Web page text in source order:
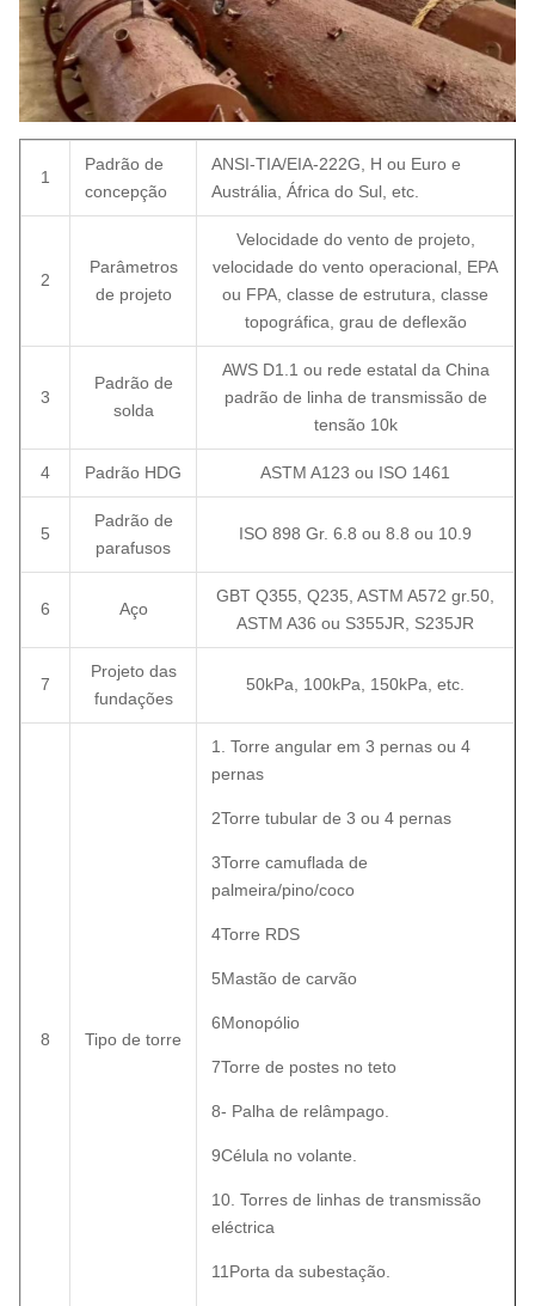
1
Padrão de
concepção
ANSI-TIA/EIA-222G, H ou Euro e
Austrália, África do Sul, etc.
2
Parâmetros
de projeto
Velocidade do vento de projeto,
velocidade do vento operacional, EPA
ou FPA, classe de estrutura, classe
topográfica, grau de deflexão
3
Padrão de
solda
AWS D1.1 ou rede estatal da China
padrão de linha de transmissão de
tensão 10k
4 Padrão HDG ASTM A123 ou ISO 1461
5
Padrão de
parafusos
ISO 898 Gr. 6.8 ou 8.8 ou 10.9
6 Aço
GBT Q355, Q235, ASTM A572 gr.50,
ASTM A36 ou S355JR, S235JR
7
Projeto das
fundações
50kPa, 100kPa, 150kPa, etc.
8 Tipo de torre
1. Torre angular em 3 pernas ou 4
pernas
2Torre tubular de 3 ou 4 pernas
3Torre camuflada de
palmeira/pino/coco
4Torre RDS
5Mastão de carvão
6Monopólio
7Torre de postes no teto
8- Palha de relâmpago.
9Célula no volante.
10. Torres de linhas de transmissão
eléctrica
11Porta da subestação.